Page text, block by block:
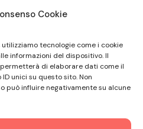
Cookie
tecnologie come i cookie
informazioni del dispositivo. Il
di elaborare dati come il
unici su questo sito. Non
può influire negativamente su alcune
Privacy Policy
Data Processing Agreement
Termini e condizioni di
servizio
Informativa Privacy Recruiting